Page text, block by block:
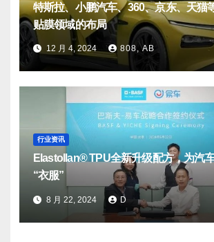
特斯拉、小鹏汽车、360、京东、天猫
贴膜领域的布局
12 月 4, 2024 808, AB
行业资讯
Elastollan® TPU全新升级配方，为汽
“衣服”
8 月 22, 2024 D